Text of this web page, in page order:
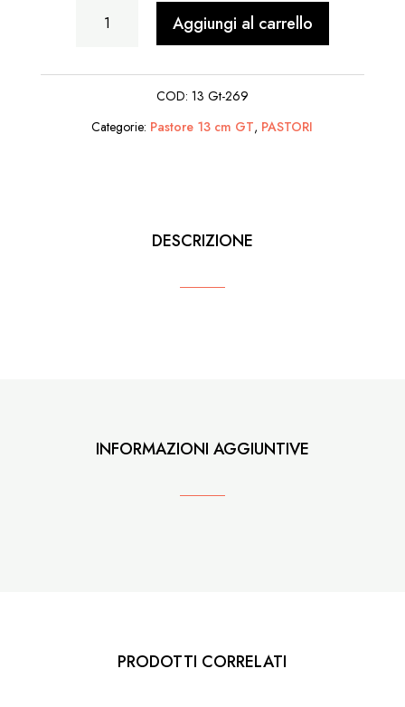
Donna
Batte
quantità
Aggiungi al carrello
COD: 13 Gt-269
Categorie: Pastore 13 cm GT, PASTORI
DESCRIZIONE
INFORMAZIONI AGGIUNTIVE
PRODOTTI CORRELATI